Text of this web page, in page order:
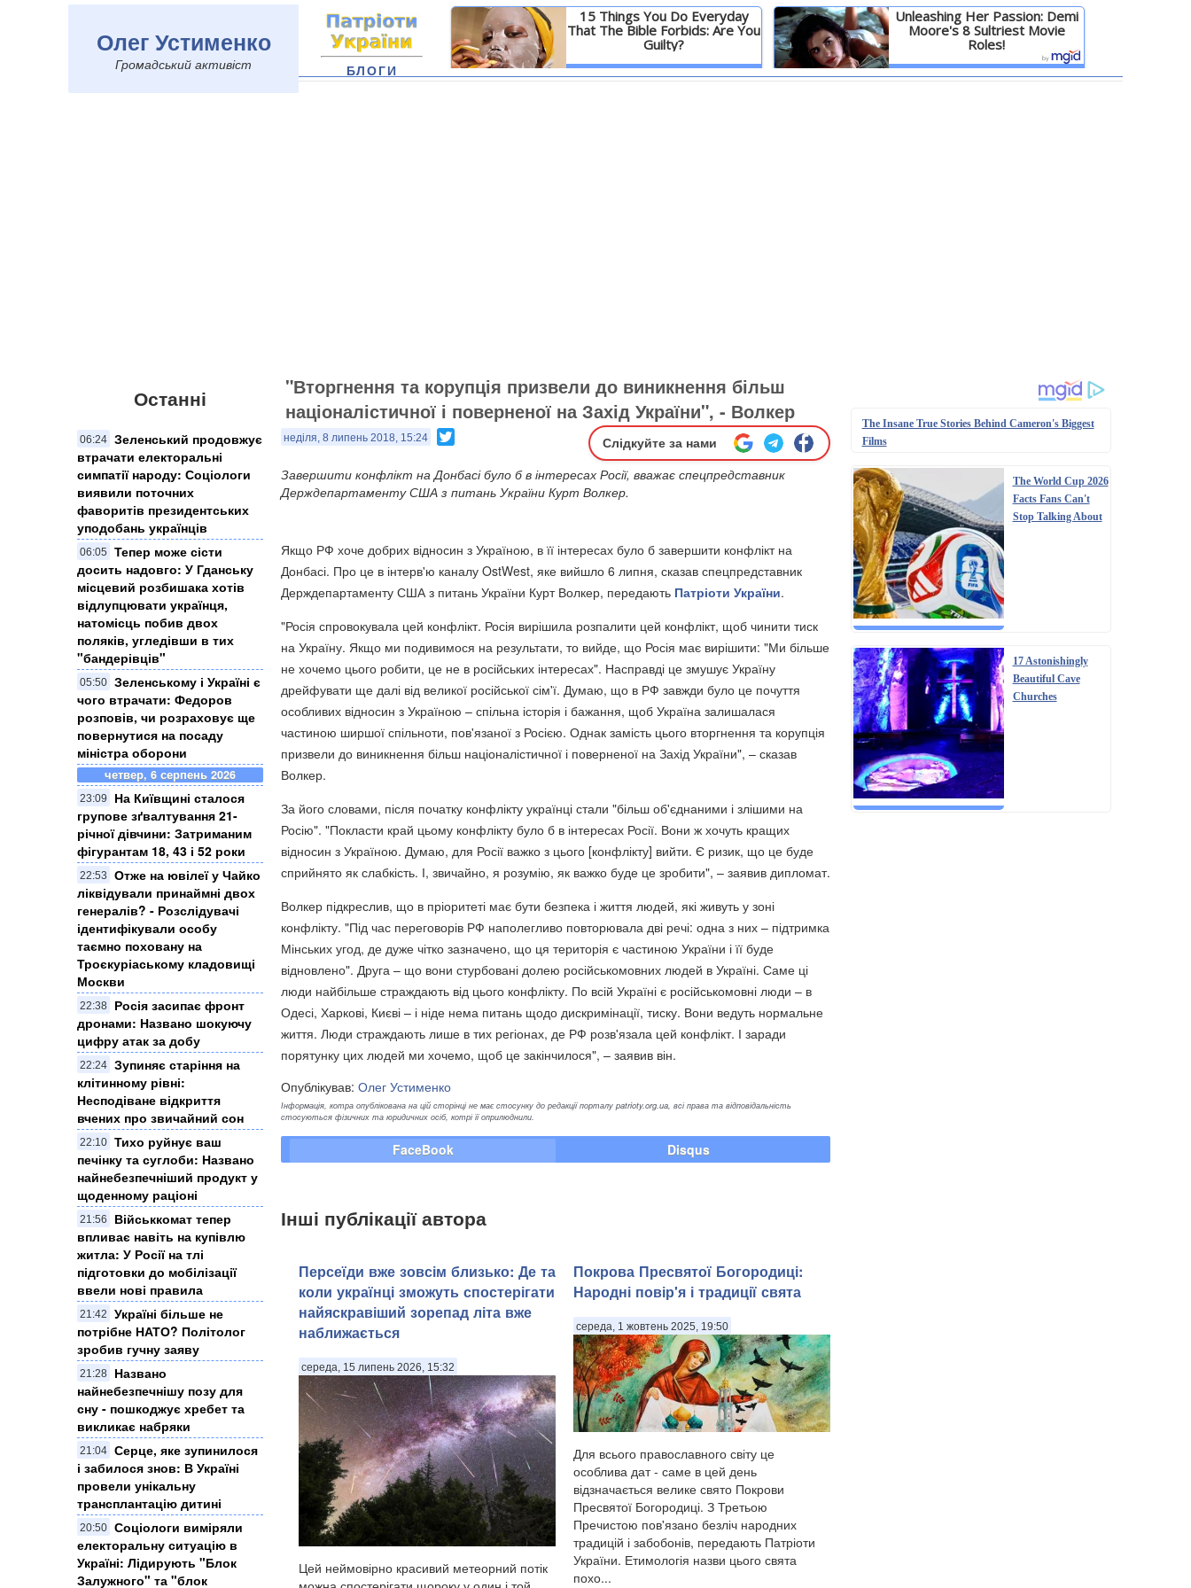
Олег Устименко
Громадський активіст
15 Things You Do Everyday
That The Bible Forbids: Are You
Guilty?
Детальніше
Unleashing Her Passion: Demi
Moore's 8 Sultriest Movie
Roles!
Детальніше
БЛОГИ
Останні
06:24 Зеленський продовжує
втрачати електоральні
симпатії народу: Соціологи
виявили поточних
фаворитів президентських
уподобань українців
06:05
Тепер може сісти
досить надовго: У Гданську
місцевий розбишака хотів
відлупцювати українця,
натомісць побив двох
поляків, угледівши в тих
"бандерівців"
05:50 Зеленському і Україні є
чого втрачати: Федоров
розповів, чи розраховує ще
повернутися на посаду
міністра оборони
четвер, 6 серпень 2026
23:09
На Київщині сталося
групове зґвалтування 21-
річної дівчини: Затриманим
фігурантам 18, 43 і 52 роки
22:53
Отже на ювілеї у Чайко
ліквідували принаймні двох
генералів? - Розслідувачі
ідентифікували особу
таємно поховану на
Троєкуріаському кладовищі
Москви
22:38
Росія засипає фронт
дронами: Названо шокуючу
цифру атак за добу
22:24 Зупиняє старіння на
клітинному рівні:
Несподіване відкриття
вчених про звичайний сон
22:10 Тихо руйнує ваш
печінку та суглоби: Названо
найнебезпечніший продукт у
щоденному раціоні
21:56
Військкомат тепер
впливає навіть на купівлю
житла: У Росії на тлі
підготовки до мобілізації
ввели нові правила
21:42
Україні більше не
потрібне НАТО? Політолог
зробив гучну заяву
21:28
Названо
найнебезпечнішу позу для
сну - пошкоджує хребет та
викликає набряки
21:04 Серце, яке зупинилося
і забилося знов: В Україні
провели унікальну
трансплантацію дитині
20:50 Соціологи виміряли
електоральну ситуацію в
Україні: ​Лідирують "Блок
Залужного" та "блок
"Вторгнення та корупція призвели до виникнення більш
націоналістичної і поверненої на Захід України", - Волкер
неділя, 8 липень 2018, 15:24 Слідкуйте за нами
Завершити конфлікт на Донбасі було б в інтересах Росії, вважає спецпредставник
Держдепартаменту США з питань України Курт Волкер.
Якщо РФ хоче добрих відносин з Україною, в її інтересах було б завершити конфлікт на
Донбасі. Про це в інтерв'ю каналу OstWest, яке вийшло 6 липня, сказав спецпредставник
Держдепартаменту США з питань України Курт Волкер, передають Патріоти України.
"Росія спровокувала цей конфлікт. Росія вирішила розпалити цей конфлікт, щоб чинити тиск
на Україну. Якщо ми подивимося на результати, то вийде, що Росія має вирішити: "Ми більше
не хочемо цього робити, це не в російських інтересах". Насправді це змушує Україну
дрейфувати ще далі від великої російської сім'ї. Думаю, що в РФ завжди було це почуття
особливих відносин з Україною – спільна історія і бажання, щоб Україна залишалася
частиною ширшої спільноти, пов'язаної з Росією. Однак замість цього вторгнення та корупція
призвели до виникнення більш націоналістичної і поверненої на Захід України", – сказав
Волкер.
За його словами, після початку конфлікту українці стали "більш об'єднаними і злішими на
Росію". "Покласти край цьому конфлікту було б в інтересах Росії. Вони ж хочуть кращих
відносин з Україною. Думаю, для Росії важко з цього [конфлікту] вийти. Є ризик, що це буде
сприйнято як слабкість. І, звичайно, я розумію, як важко буде це зробити", – заявив дипломат.
Волкер підкреслив, що в пріоритеті має бути безпека і життя людей, які живуть у зоні
конфлікту. "Під час переговорів РФ наполегливо повторювала дві речі: одна з них – підтримка
Мінських угод, де дуже чітко зазначено, що ця територія є частиною України і її буде
відновлено". Друга – що вони стурбовані долею російськомовних людей в Україні. Саме ці
люди найбільше страждають від цього конфлікту. По всій Україні є російськомовні люди – в
Одесі, Харкові, Києві – і ніде нема питань щодо дискримінації, тиску. Вони ведуть нормальне
життя. Люди страждають лише в тих регіонах, де РФ розв'язала цей конфлікт. І заради
порятунку цих людей ми хочемо, щоб це закінчилося", – заявив він.
Опублікував: Олег Устименко
Інформація, котра опублікована на цій сторінці не має стосунку до редакції порталу patrioty.org.ua, всі права та відповідальність
стосуються фізичних та юридичних осіб, котрі її оприлюднили.
FaceBook Disqus
Інші публікації автора
Персеїди вже зовсім близько: Де та
коли українці зможуть спостерігати
найяскравіший зорепад літа вже
наближається
середа, 15 липень 2026, 15:32
Цей неймовірно красивий метеорний потік
Покрова Пресвятої Богородиці:
Народні повір'я і традиції свята
середа, 1 жовтень 2025, 19:50
Для всього православного світу це
особлива дат - саме в цей день
відзначається велике свято Покрови
Пресвятої Богородиці. З Третьою
Пречистою пов'язано безліч народних
традицій і забобонів, передають Патріоти
України. Етимологія назви цього свята
похо...
The Insane True Stories Behind Cameron's Biggest
Films
The World Cup 2026
Facts Fans Can't
Stop Talking About
17 Astonishingly
Beautiful Cave
Churches